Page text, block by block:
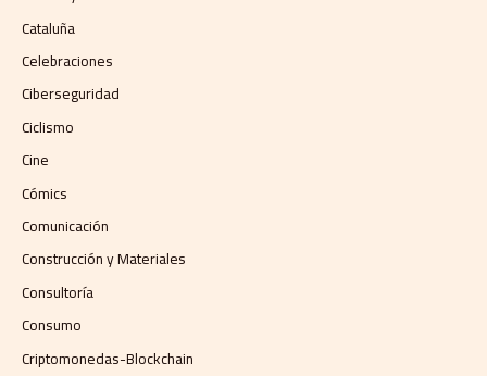
Cataluña
Celebraciones
Ciberseguridad
Ciclismo
Cine
Cómics
Comunicación
Construcción y Materiales
Consultoría
Consumo
Criptomonedas-Blockchain